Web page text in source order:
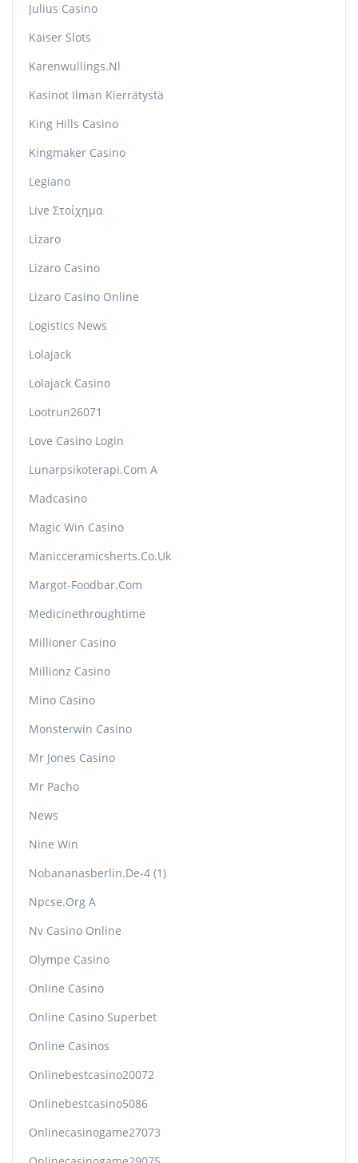
Julius Casino
Kaiser Slots
Karenwullings.nl
Kasinot Ilman Kierrätystä
King Hills Casino
Kingmaker Casino
Legiano
Live Στοίχημα
Lizaro
Lizaro Casino
Lizaro Casino Online
Logistics News
Lolajack
Lolajack Casino
Lootrun26071
Love Casino Login
Lunarpsikoterapi.com A
Madcasino
Magic Win Casino
Manicceramicsherts.co.uk
Margot-Foodbar.com
Medicinethroughtime
Millioner Casino
Millionz Casino
Mino Casino
Monsterwin Casino
Mr Jones Casino
Mr Pacho
News
Nine Win
Nobananasberlin.de-4 (1)
Npcse.org A
Nv Casino Online
Olympe Casino
Online Casino
Online Casino Superbet
Online Casinos
Onlinebestcasino20072
Onlinebestcasino5086
Onlinecasinogame27073